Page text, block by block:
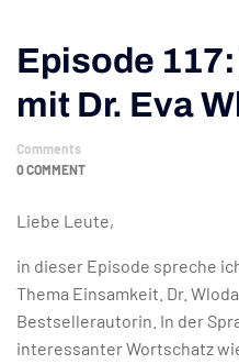
Episode
mit Dr. Eva
Comments
0 COMMENT
Liebe Leute,
in dieser Episode spreche
Thema Einsamkeit. Dr.
Bestsellerautorin. In der
interessanter Wortschatz